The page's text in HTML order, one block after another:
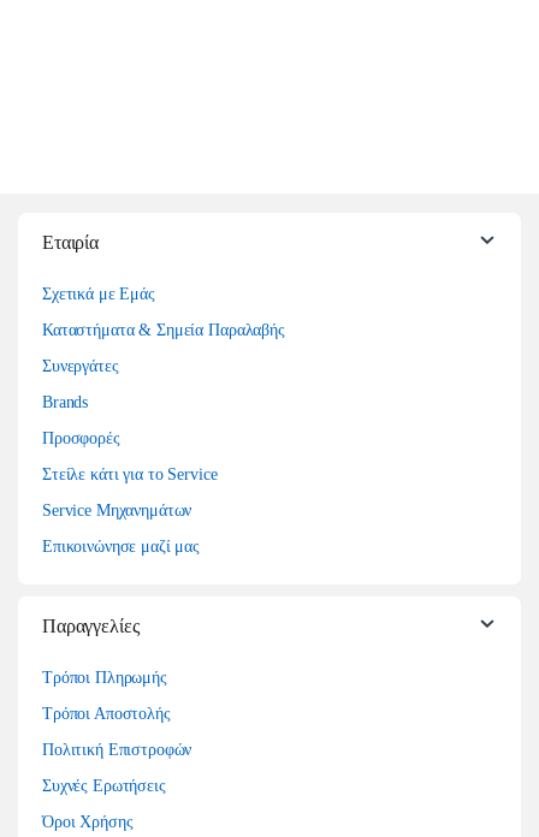
Εταιρία
Σχετικά με Εμάς
Καταστήματα & Σημεία Παραλαβής
Συνεργάτες
Brands
Προσφορές
Στείλε κάτι για το Service
Service Μηχανημάτων
Επικοινώνησε μαζί μας
Παραγγελίες
Τρόποι Πληρωμής
Τρόποι Αποστολής
Πολιτική Επιστροφών
Συχνές Ερωτήσεις
Όροι Χρήσης